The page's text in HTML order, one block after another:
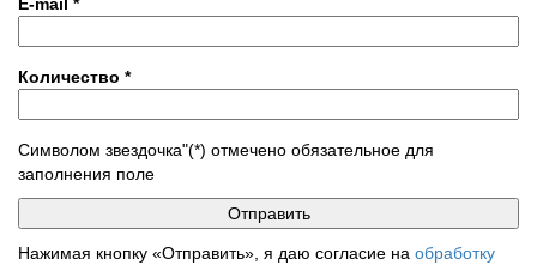
E-mail *
Количество *
Символом звездочка"(*) отмечено обязательное для
заполнения поле
Нажимая кнопку «Отправить», я даю согласие на обработку